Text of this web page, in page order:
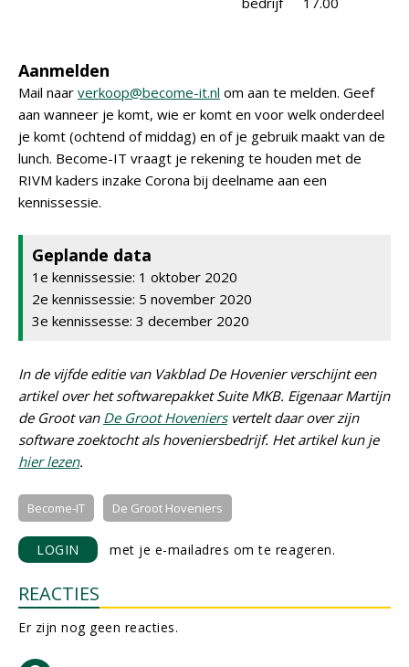
Aanmelden
Mail naar verkoop@become-it.nl om aan te melden. Geef
aan wanneer je komt, wie er komt en voor welk onderdeel
je komt (ochtend of middag) en of je gebruik maakt van de
lunch. Become-IT vraagt je rekening te houden met de
RIVM kaders inzake Corona bij deelname aan een
kennissessie.
Geplande data
1e kennissessie: 1 oktober 2020
2e kennissessie: 5 november 2020
3e kennissesse: 3 december 2020
In de vijfde editie van Vakblad De Hovenier verschijnt een
artikel over het softwarepakket Suite MKB. Eigenaar Martijn
de Groot van De Groot Hoveniersvertelt daar over zijn
software zoektocht als hoveniersbedrijf. Het artikel kun je
hier lezen.
Become-IT De Groot Hoveniers
LOGIN met je e-mailadres om te reageren.
REACTIES
Er zijn nog geen reacties.